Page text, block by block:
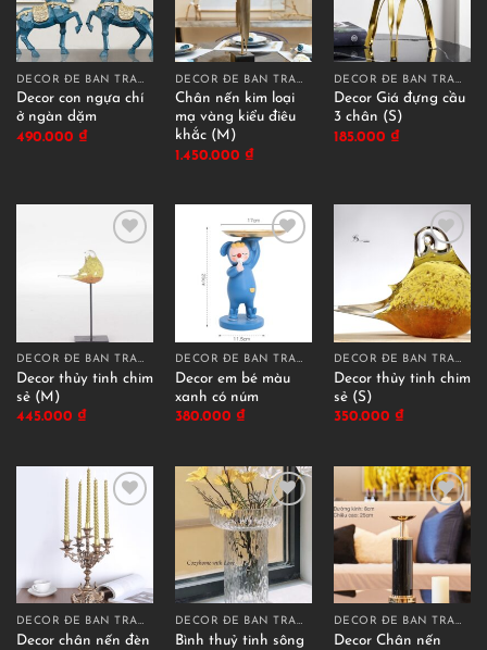
DECOR ĐỂ BÀN TRANG TRÍ
Decor con ngựa chí
ở ngàn dặm
490.000 ₫
DECOR ĐỂ BÀN TRANG TRÍ
Chân nến kim loại
mạ vàng kiểu điêu
khắc (M)
1.450.000 ₫
DECOR ĐỂ BÀN TRANG TRÍ
Decor Giá đựng cầu
3 chân (S)
185.000 ₫
DECOR ĐỂ BÀN TRANG TRÍ
Decor thủy tinh chim
sẻ (M)
445.000 ₫
DECOR ĐỂ BÀN TRANG TRÍ
Decor em bé màu
xanh có núm
380.000 ₫
DECOR ĐỂ BÀN TRANG TRÍ
Decor thủy tinh chim
sẻ (S)
350.000 ₫
DECOR ĐỂ BÀN TRANG TRÍ
Decor chân nến đèn
DECOR ĐỂ BÀN TRANG TRÍ
Bình thuỷ tinh sông
DECOR ĐỂ BÀN TRANG TRÍ
Decor Chân nến